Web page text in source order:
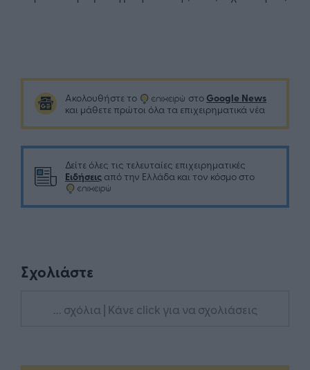
Ακολουθήστε το στο Google News
και μάθετε πρώτοι όλα τα επιχειρηματικά νέα
Δείτε όλες τις τελευταίες επιχειρηματικές
Ειδήσεις από την Ελλάδα και τον κόσμο στο
Σχολιάστε
... σχόλια | Κάνε click για να σχολιάσεις